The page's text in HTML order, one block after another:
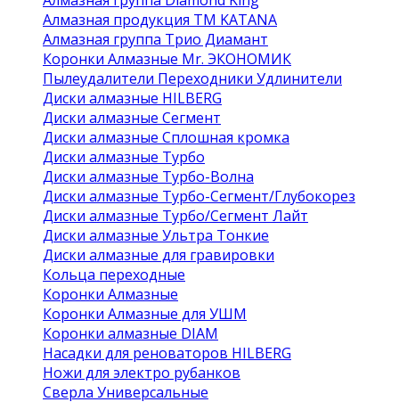
Алмазная продукция ТМ KATANA
Алмазная группа Трио Диамант
Коронки Алмазные Mr. ЭКОНОМИК
Пылеудалители Переходники Удлинители
Диски алмазные HILBERG
Диски алмазные Сегмент
Диски алмазные Сплошная кромка
Диски алмазные Турбо
Диски алмазные Турбо-Волна
Диски алмазные Турбо-Сегмент/Глубокорез
Диски алмазные Турбо/Сегмент Лайт
Диски алмазные Ультра Тонкие
Диски алмазные для гравировки
Кольца переходные
Коронки Алмазные
Коронки Алмазные для УШМ
Коронки алмазные DIAM
Насадки для реноваторов HILBERG
Ножи для электро рубанков
Сверла Универсальные